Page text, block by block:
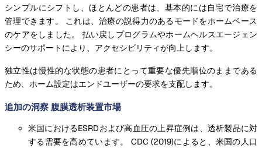
シンプルにシフトし、ほとんどの患者は、基本的には自宅で治療を
管理できます。 これは、治療の説得力のあるモードをホームベース
のケアをしました。 払い戻しプログラムやホームヘルスエージェン
シーのサポートにより、アクセシビリティが向上します。
独立性は慢性的な状態の患者にとって重要な優先順位のままである
ため、ホーム設定はエンドユーザーの要求を支配します。
追加の洞察 腹膜透析装置市場
米国におけるESRDおよび高血圧の上昇症例は、透析製品に対
する需要を高めています。 CDC (2019)によると、米国の人口